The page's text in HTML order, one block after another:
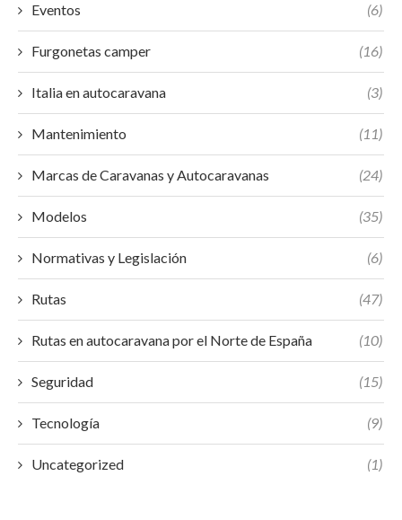
Eventos (6)
Furgonetas camper (16)
Italia en autocaravana (3)
Mantenimiento (11)
Marcas de Caravanas y Autocaravanas (24)
Modelos (35)
Normativas y Legislación (6)
Rutas (47)
Rutas en autocaravana por el Norte de España (10)
Seguridad (15)
Tecnología (9)
Uncategorized (1)